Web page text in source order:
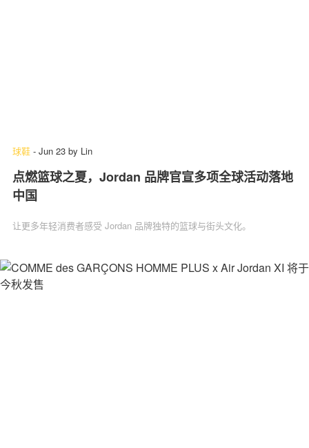
球鞋 - Jun 23 by Lin
点燃篮球之夏，Jordan 品牌官宣多项全球活动落地
中国
让更多年轻消费者感受 Jordan 品牌独特的篮球与街头文化。